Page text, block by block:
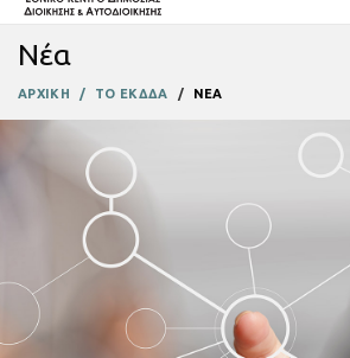
Νέα
ΑΡΧΙΚΗ ΤΟ ΕΚΔΔΑ ΝΕΑ